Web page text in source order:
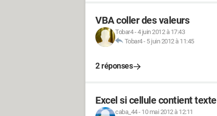
VBA coller des valeurs
Tobar4-4 juin 2012 à 17:43
Tobar4- 5 juin 2012 à 11:45
2 réponses
Excel si cellule contient
caba_44- 10 mai 2012 à 12:11